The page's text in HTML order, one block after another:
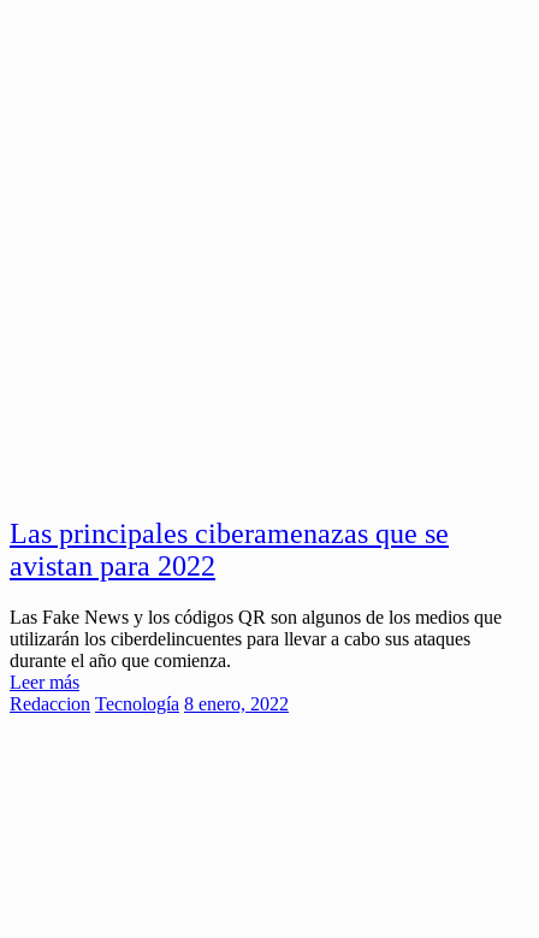
Las principales ciberamenazas que se
avistan para 2022
Las Fake News y los códigos QR son algunos de los medios que
utilizarán los ciberdelincuentes para llevar a cabo sus ataques
durante el año que comienza.
Leer más
Redaccion Tecnología 8 enero, 2022